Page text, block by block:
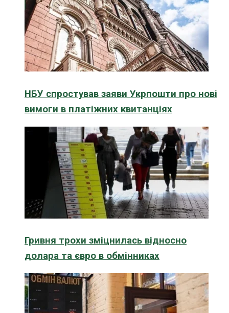
НБУ спростував заяви Укрпошти про нові
вимоги в платіжних квитанціях
Гривня трохи зміцнилась відносно
долара та євро в обмінниках